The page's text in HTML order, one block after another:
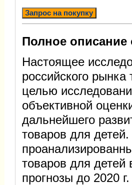
Запрос на покупку
Полное описание
Настоящее
российского
целью
объективной
дальнейшего
товаров для
товаров для детей
прогнозы до 2020 г.